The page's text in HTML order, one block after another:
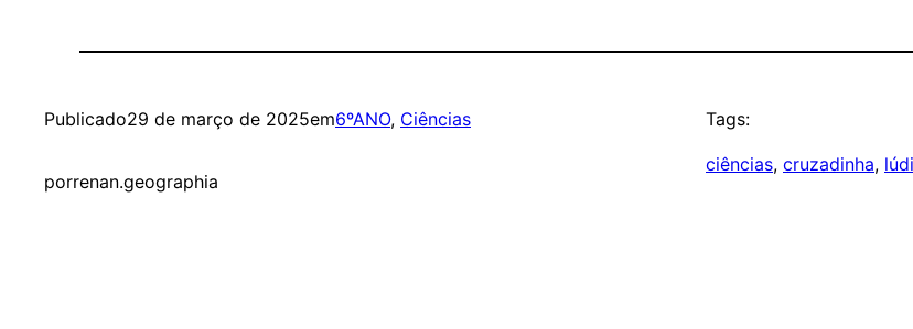
Publicado29 de março de 2025em6ºANO, Ciências
porrenan.geographia
Tags:
ciências, cruzadinha,